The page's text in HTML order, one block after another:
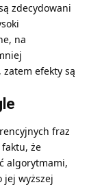
zdecydowani
na
efekty są
fraz
że
algorytmami,
jej wyższej